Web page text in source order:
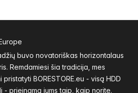
buvo novatoriškas horizontalaus
Remdamiesi šia tradicija, mes
BORESTORE.eu - visą HDD
- prieinamą jums taip, kaip norite.